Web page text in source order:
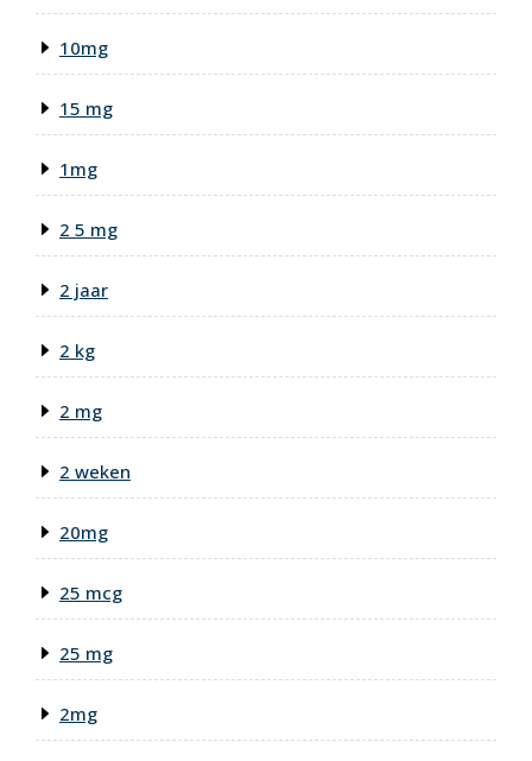
10mg
15 mg
1mg
2 5 mg
2 jaar
2 kg
2 mg
2 weken
20mg
25 mcg
25 mg
2mg